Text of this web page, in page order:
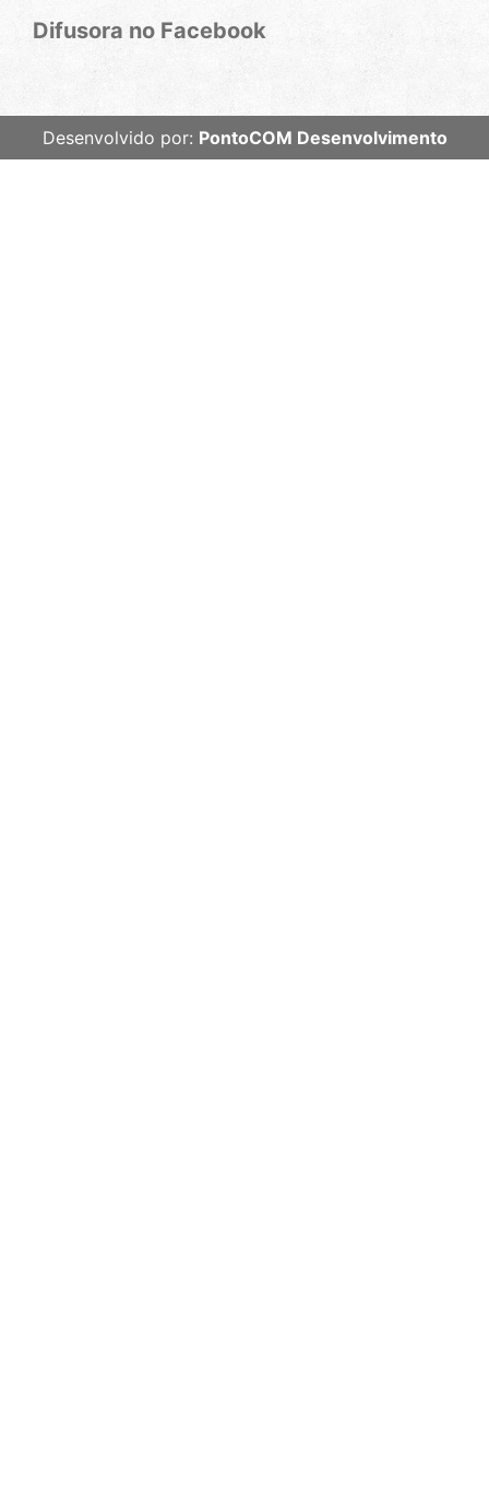
Difusora no Facebook
Desenvolvido por: PontoCOM Desenvolvimento